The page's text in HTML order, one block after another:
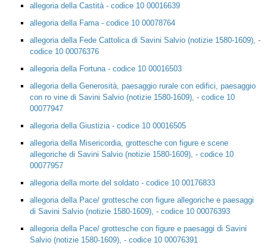
allegoria della Castità - codice 10 00016639
allegoria della Fama - codice 10 00078764
allegoria della Fede Cattolica di Savini Salvio (notizie 1580-1609), -
codice 10 00076376
allegoria della Fortuna - codice 10 00016503
allegoria della Generosità, paesaggio rurale con edifici, paesaggio
con ro vine di Savini Salvio (notizie 1580-1609), - codice 10
00077947
allegoria della Giustizia - codice 10 00016505
allegoria della Misericordia, grottesche con figure e scene
allegoriche di Savini Salvio (notizie 1580-1609), - codice 10
00077957
allegoria della morte del soldato - codice 10 00176833
allegoria della Pace/ grottesche con figure allegoriche e paesaggi
di Savini Salvio (notizie 1580-1609), - codice 10 00076393
allegoria della Pace/ grottesche con figure e paesaggi di Savini
Salvio (notizie 1580-1609), - codice 10 00076391